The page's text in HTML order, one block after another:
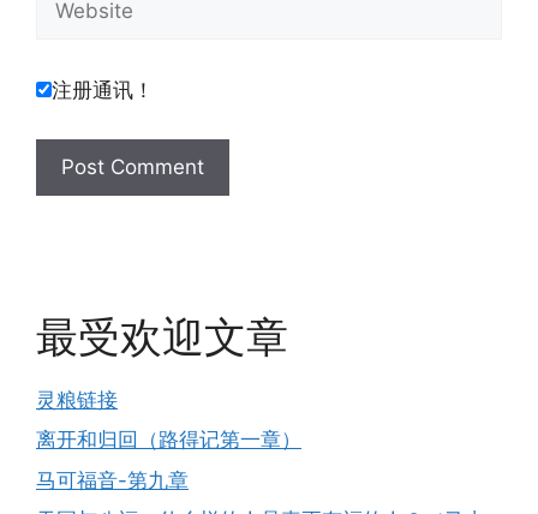
注册通讯！
最受欢迎文章
灵粮链接
离开和归回（路得记第一章）
马可福音-第九章